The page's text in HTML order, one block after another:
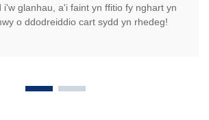
i'w glanhau, a'i faint yn ffitio fy nghart yn
o ddodreiddio cart sydd yn rhedeg!